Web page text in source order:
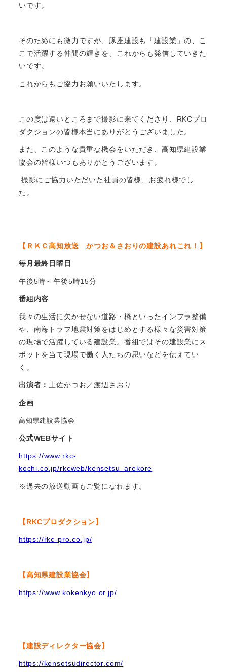
いです。
そのためにも微力ですが、豚座建設も「建設業」の、こ
こで活躍する仲間の輝きを、これからも発信していきた
いです。
これからもご協力お願いいたします。
この度は遠いところまで撮影に来てくださり、RKCプロ
ダクションの皆様本当にありがとうございました。
また、このような貴重な機会をいただき、高知県建設業
協会の皆様いつもありがとうございます。
撮影にご協力いただいた社員の皆様、お疲れ様でし
た。
【ＲＫＣ高知放送 かつお＆さおりの建設あれこれ！】
毎月最終日曜日
午後5時～午後5時15分
番組内容
我々の生活に欠かせない道路・橋といったインフラ整備
や、南海トラフ地震対策をはじめとする様々な災害対策
の現場で活躍している建設業。番組ではその建設業にス
ポットを当て現場で働く人たちの思いなどを伝えてい
く。
出演者： 土佐かつお／渡辺さおり
企画
高知県建設業協会
公式WEBサイト
https://www.rkc-
kochi.co.jp/rkcweb/kensetsu_arekore
※過去の放送動画もご覧になれます。
【RKCプロダクション】
https://rkc-pro.co.jp/
【高知県建設業協会】
https://www.kokenkyo.or.jp/
【建設ディレクター協会】
https://kensetsudirector.com/